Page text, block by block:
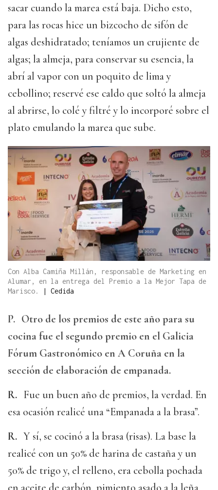
sacar cuando la marea está baja. Dicho esto,
para las rocas hice un bizcocho de sifón de
algas deshidratado; teníamos un crujiente de
algas; la almeja, para conservar su esencia, la
abrí al vapor con un poquito de lima y
cebollino; reservé ese caldo que soltó la almeja
al abrirse, lo colé y filtré y lo incorporé sobre el
plato emulando la marea que sube.
Con Alba Camiña Millán, responsable de Marketing en
Alumar, en la entrega del Premio a la Mejor Tapa de
Marisco.
| Cedida
P. Otro de los premios de este año para su
cocina fue el segundo premio en el Galicia
Fórum Gastronómico en A Coruña en la
sección de elaboración de empanada.
R. Fue un buen año de premios, la verdad. En
esa ocasión realicé una “Empanada a la brasa”.
R. Y sí, se cocinó a la brasa (risas). La base la
realicé con un 50% de harina de castaña y un
50% de trigo y, el relleno, era cebolla pochada
en aceite de carbón, pimiento asado a la leña,